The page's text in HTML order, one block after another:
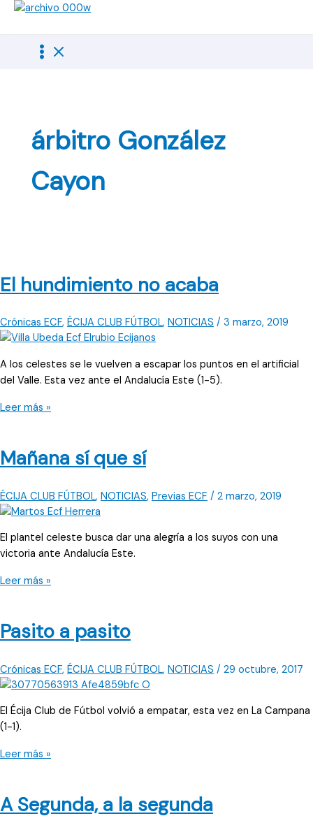
árbitro González
Cayon
El hundimiento no acaba
Crónicas ECF, ÉCIJA CLUB FÚTBOL, NOTICIAS / 3 marzo, 2019
A los celestes se le vuelven a escapar los puntos en el artificial
del Valle. Esta vez ante el Andalucía Este (1-5).
El
acaba
Leer más »
Mañana sí que sí
ÉCIJA CLUB FÚTBOL, NOTICIAS, Previas ECF / 2 marzo, 2019
El plantel celeste busca dar una alegría a los suyos con una
victoria ante Andalucía Este.
Mañana
sí
Leer más »
Pasito a pasito
Crónicas ECF, ÉCIJA CLUB FÚTBOL, NOTICIAS / 29 octubre, 2017
El Écija Club de Fútbol volvió a empatar, esta vez en La Campana
(1-1).
Pasito
Leer más »
A Segunda, a la segunda